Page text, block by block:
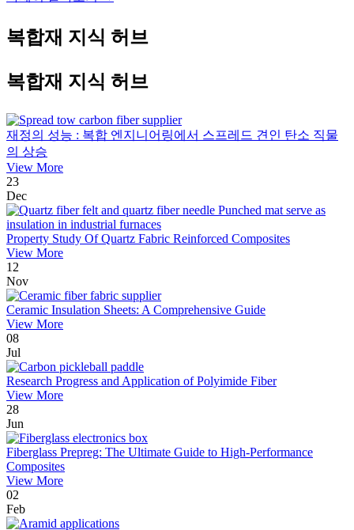
복합재 지식 허브
복합재 지식 허브
재정의 성능 : 복합 엔지니어링에서 스프레드 견인 탄소 직물
의 상승
View More
23
Dec
Property Study Of Quartz Fabric Reinforced Composites
View More
12
Nov
Ceramic Insulation Sheets: A Comprehensive Guide
View More
08
Jul
Research Progress and Application of Polyimide Fiber
View More
28
Jun
Fiberglass Prepreg: The Ultimate Guide to High-Performance
Composites
View More
02
Feb